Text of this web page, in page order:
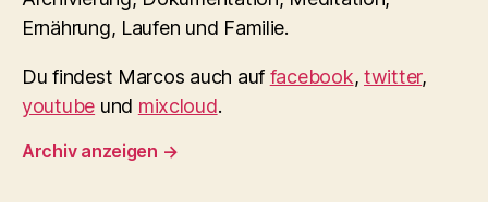
Ernährung, Laufen und Familie.
Du findest Marcos auch auf facebook,twitter,
youtube und mixcloud.
Archiv anzeigen →